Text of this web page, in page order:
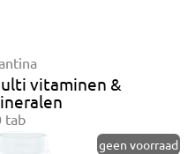
vitaminen &
tab
geen voorraad